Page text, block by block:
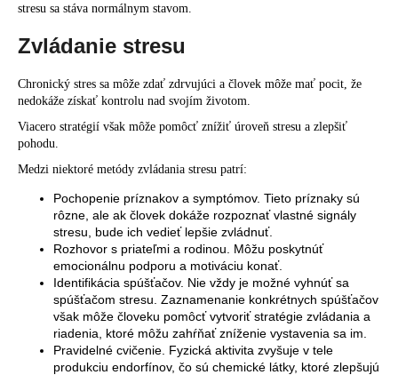
stresu sa stáva normálnym stavom.
Zvládanie stresu
Chronický stres sa môže zdať zdrvujúci a človek môže mať pocit, že
nedokáže získať kontrolu nad svojím životom.
Viacero stratégií však môže pomôcť znížiť úroveň stresu a zlepšiť
pohodu.
Medzi niektoré metódy zvládania stresu patrí:
Pochopenie príznakov a symptómov. Tieto príznaky sú
rôzne, ale ak človek dokáže rozpoznať vlastné signály
stresu, bude ich vedieť lepšie zvládnuť.
Rozhovor s priateľmi a rodinou. Môžu poskytnúť
emocionálnu podporu a motiváciu konať.
Identifikácia spúšťačov. Nie vždy je možné vyhnúť sa
spúšťačom stresu. Zaznamenanie konkrétnych spúšťačov
však môže človeku pomôcť vytvoriť stratégie zvládania a
riadenia, ktoré môžu zahŕňať zníženie vystavenia sa im.
Pravidelné cvičenie. Fyzická aktivita zvyšuje v tele
produkciu endorfínov, čo sú chemické látky, ktoré zlepšujú